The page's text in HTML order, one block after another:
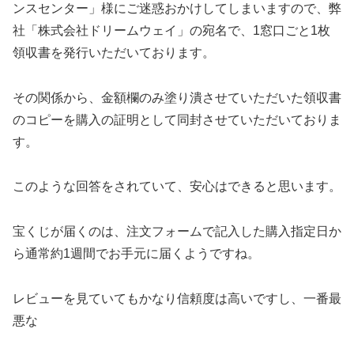
ンスセンター」様にご迷惑おかけしてしまいますので、弊
社「株式会社ドリームウェイ」の宛名で、1窓口ごと1枚
領収書を発行いただいております。
その関係から、金額欄のみ塗り潰させていただいた領収書
のコピーを購入の証明として同封させていただいておりま
す。
このような回答をされていて、安心はできると思います。
宝くじが届くのは、注文フォームで記入した購入指定日か
ら通常約1週間でお手元に届くようですね。
レビューを見ていてもかなり信頼度は高いですし、一番最
悪な